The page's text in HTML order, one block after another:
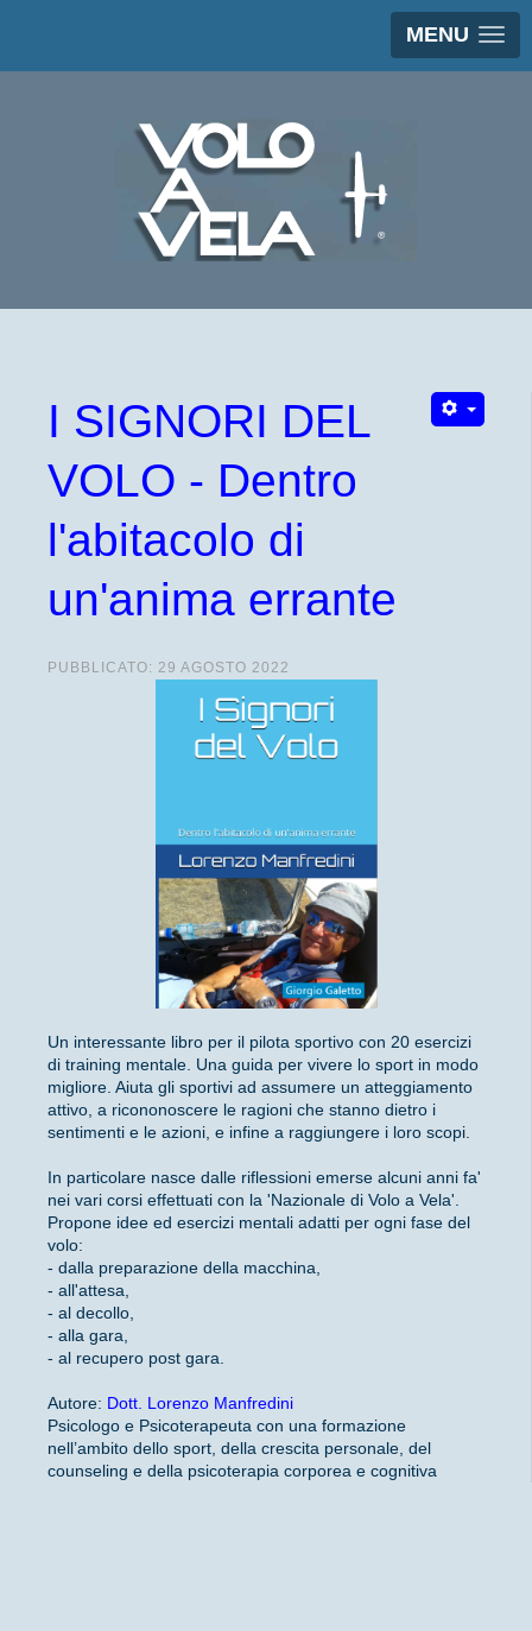
MENU
I SIGNORI DEL
VOLO - Dentro
l'abitacolo di
un'anima errante
PUBBLICATO: 29 AGOSTO 2022
Un interessante libro per il pilota sportivo con 20 esercizi
di training mentale. Una guida per vivere lo sport in modo
migliore. Aiuta gli sportivi ad assumere un atteggiamento
attivo, a ricononoscere le ragioni che stanno dietro i
sentimenti e le azioni, e infine a raggiungere i loro scopi.
In particolare nasce dalle riflessioni emerse alcuni anni fa'
nei vari corsi effettuati con la 'Nazionale di Volo a Vela'.
Propone idee ed esercizi mentali adatti per ogni fase del
volo:
- dalla preparazione della macchina,
- all'attesa,
- al decollo,
- alla gara,
- al recupero post gara.
Autore: Dott. Lorenzo Manfredini
Psicologo e Psicoterapeuta con una formazione
nell’ambito dello sport, della crescita personale, del
counseling e della psicoterapia corporea e cognitiva